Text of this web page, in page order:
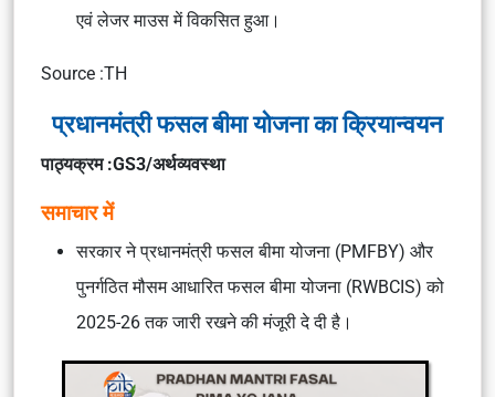
एवं लेजर माउस में विकसित हुआ।
Source :TH
प्रधानमंत्री फसल बीमा योजना का क्रियान्वयन
पाठ्यक्रम :GS3/अर्थव्यवस्था
समाचार में
सरकार ने प्रधानमंत्री फसल बीमा योजना (PMFBY) और
पुनर्गठित मौसम आधारित फसल बीमा योजना (RWBCIS) को
2025-26 तक जारी रखने की मंजूरी दे दी है।